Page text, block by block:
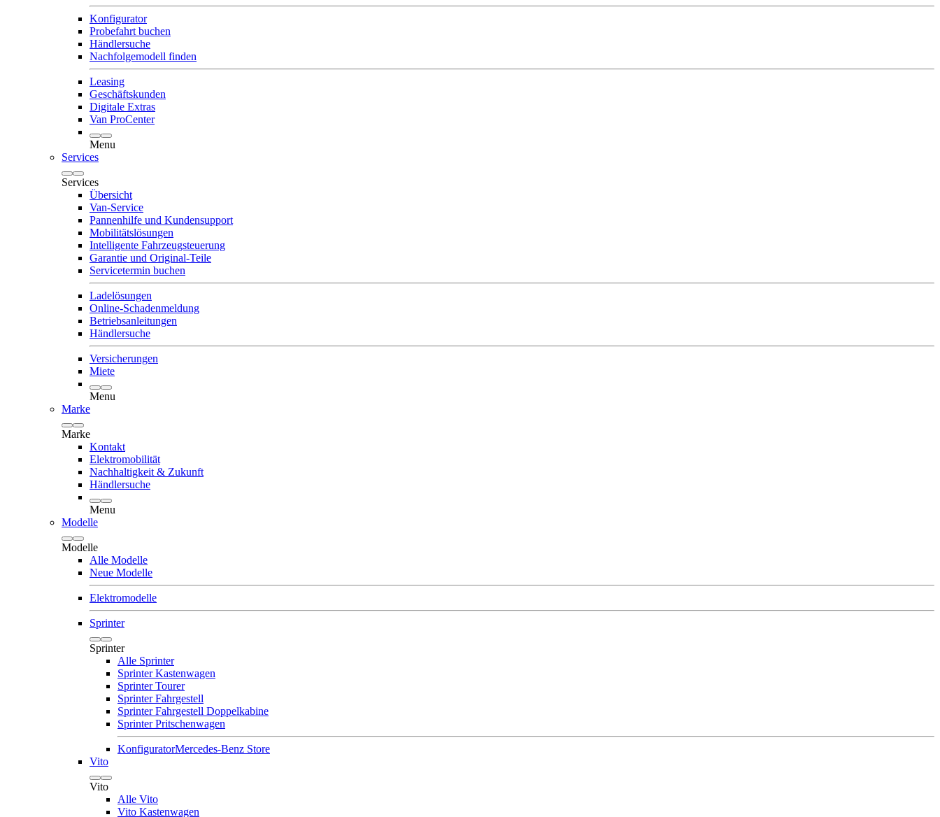
Konfigurator
Probefahrt buchen
Händlersuche
Nachfolgemodell finden
Leasing
Geschäftskunden
Digitale Extras
Van ProCenter
Menu
Services
Services
Übersicht
Van-Service
Pannenhilfe und Kundensupport
Mobilitätslösungen
Intelligente Fahrzeugsteuerung
Garantie und Original-Teile
Servicetermin buchen
Ladelösungen
Online-Schadenmeldung
Betriebsanleitungen
Händlersuche
Versicherungen
Miete
Menu
Marke
Marke
Kontakt
Elektromobilität
Nachhaltigkeit & Zukunft
Händlersuche
Menu
Modelle
Modelle
Alle Modelle
Neue Modelle
Elektromodelle
Sprinter
Sprinter
Alle Sprinter
Sprinter Kastenwagen
Sprinter Tourer
Sprinter Fahrgestell
Sprinter Fahrgestell Doppelkabine
Sprinter Pritschenwagen
KonfiguratorMercedes-Benz Store
Vito
Vito
Alle Vito
Vito Kastenwagen